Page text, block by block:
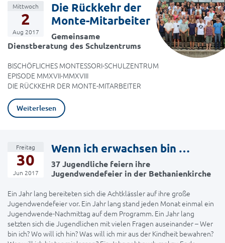
Mittwoch
2
Aug 2017
Die Rückkehr der
Monte-Mitarbeiter
Gemeinsame
Dienstberatung des Schulzentrums
BISCHÖFLICHES MONTESSORI-SCHULZENTRUM
EPISODE MMXVII-MMXVIII
DIE RÜCKKEHR DER MONTE-MITARBEITER
Weiterlesen
Freitag
30
Jun 2017
Wenn ich erwachsen bin …
37 Jugendliche feiern ihre
Jugendwendefeier in der Bethanienkirche
Ein Jahr lang bereiteten sich die Achtklässler auf ihre große
Jugendwendefeier vor. Ein Jahr lang stand jeden Monat einmal ein
Jugendwende-Nachmittag auf dem Programm. Ein Jahr lang
setzten sich die Jugendlichen mit vielen Fragen auseinander – Wer
bin ich? Wo will ich hin? Was will ich mir aus der Kindheit bewahren?